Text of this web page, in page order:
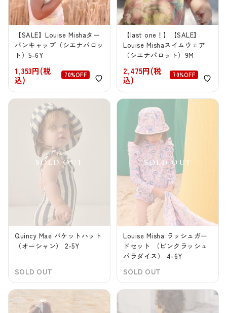
【SALE】Louise Mishaター
バンキャップ（シエナパロッ
ト）5-6Y
1,353円(税
込)
70%OFF
【last one！】【SALE】
Louise Mishaスイムウェア
（シエナパロット）9M
2,475円(税
込)
70%OFF
Quincy Mae バケットハット
（オーシャン） 2-5Y
SOLD OUT
Louise Misha ラッシュガー
ドセット （ピンクラッシュ
パラダイス） 4-6Y
SOLD OUT